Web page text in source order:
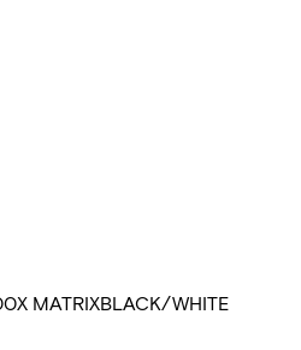
MATRIXBLACK/WHITE